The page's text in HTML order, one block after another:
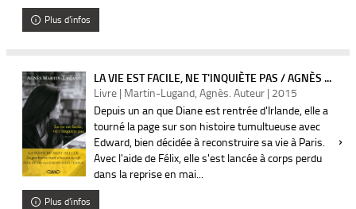
Plus d'infos
LA VIE EST FACILE, NE T'INQUIÈTE PAS / AGNÈS ...
Livre | Martin-Lugand, Agnès. Auteur | 2015
Depuis un an que Diane est rentrée d'Irlande, elle a
tourné la page sur son histoire tumultueuse avec
Edward, bien décidée à reconstruire sa vie à Paris.
Avec l'aide de Félix, elle s'est lancée à corps perdu
dans la reprise en mai...
Plus d'infos